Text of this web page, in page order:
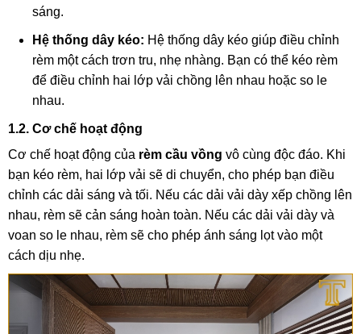
sáng.
Hệ thống dây kéo: Hệ thống dây kéo giúp điều chỉnh
rèm một cách trơn tru, nhẹ nhàng. Bạn có thể kéo rèm
để điều chỉnh hai lớp vải chồng lên nhau hoặc so le
nhau.
1.2. Cơ chế hoạt động
Cơ chế hoạt động của rèm cầu vồng vô cùng độc đáo. Khi
bạn kéo rèm, hai lớp vải sẽ di chuyển, cho phép bạn điều
chỉnh các dải sáng và tối. Nếu các dải vải dày xếp chồng lên
nhau, rèm sẽ cản sáng hoàn toàn. Nếu các dải vải dày và
voan so le nhau, rèm sẽ cho phép ánh sáng lọt vào một
cách dịu nhẹ.